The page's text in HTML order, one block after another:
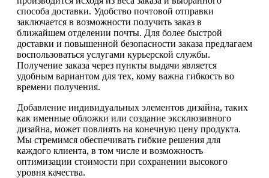
способа доставки. Удобство почтовой отправки
заключается в возможности получить заказ в
ближайшем отделении почты. Для более быстрой
доставки и повышенной безопасности заказа предлагаем
воспользоваться услугами курьерской службы.
Получение заказа через пункты выдачи является
удобным вариантом для тех, кому важна гибкость во
времени получения.
Добавление индивидуальных элементов дизайна, таких
как именные обложки или создание эксклюзивного
дизайна, может повлиять на конечную цену продукта.
Мы стремимся обеспечивать гибкие решения для
каждого клиента, в том числе и возможность
оптимизации стоимости при сохранении высокого
уровня качества.